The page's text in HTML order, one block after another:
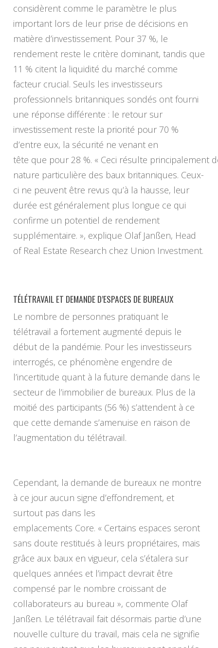
considèrent comme le paramètre le plus
important lors de leur prise de décisions en
matière d’investissement. Pour 37 %, le
rendement reste le critère dominant, tandis que
11 % citent la liquidité du marché comme
facteur crucial. Seuls les investisseurs
professionnels britanniques sondés ont fourni
une réponse différente : le retour sur
investissement reste la priorité pour 70 %
d’entre eux, la sécurité ne venant en
tête que pour 28 %. « Ceci résulte principalement
nature particulière des baux britanniques. Ceux-
ci ne peuvent être revus qu’à la hausse, leur
durée est généralement plus longue ce qui
confirme un potentiel de rendement
supplémentaire. », explique Olaf Janßen, Head
of Real Estate Research chez Union Investment.
TÉLÉTRAVAIL ET DEMANDE D’ESPACES DE BUREAUX
Le nombre de personnes pratiquant le
télétravail a fortement augmenté depuis le
début de la pandémie. Pour les investisseurs
interrogés, ce phénomène engendre de
l’incertitude quant à la future demande dans le
secteur de l’immobilier de bureaux. Plus de la
moitié des participants (56 %) s’attendent à ce
que cette demande s’amenuise en raison de
l’augmentation du télétravail.
Cependant, la demande de bureaux ne montre
à ce jour aucun signe d’effondrement, et
surtout pas dans les
emplacements Core. « Certains espaces seront
sans doute restitués à leurs propriétaires, mais
grâce aux baux en vigueur, cela s’étalera sur
quelques années et l’impact devrait être
compensé par le nombre croissant de
collaborateurs au bureau », commente Olaf
Janßen. Le télétravail fait désormais partie d’une
nouvelle culture du travail, mais cela ne signifie